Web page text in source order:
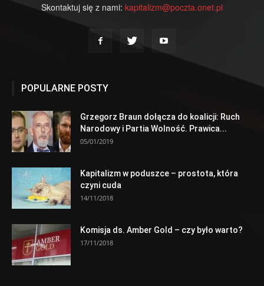
Skontaktuj się z nami: kapitalizm@poczta.onet.pl
POPULARNE POSTY
Grzegorz Braun dołącza do koalicji: Ruch
Narodowy i Partia Wolność. Prawica...
05/01/2019
Kapitalizm w poduszce – prostota, która
czyni cuda
14/11/2018
Komisja ds. Amber Gold – czy było warto?
17/11/2018